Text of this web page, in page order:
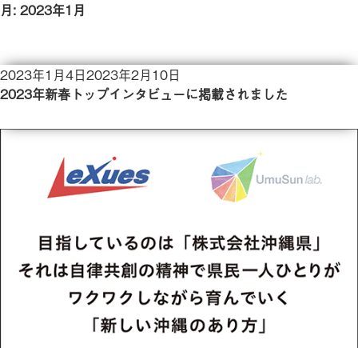
月: 2023年1月
投
稿
2023年1月4日2023年2月10日
2023年新春トップインタビューに掲載されました